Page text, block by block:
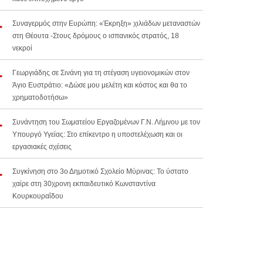
Συναγερμός στην Ευρώπη: «Έκρηξη» χιλιάδων μεταναστών
στη Θέουτα -Στους δρόμους ο ισπανικός στρατός, 18
νεκροί
Γεωργιάδης σε Σινάνη για τη στέγαση υγειονομικών στον
Άγιο Ευστράτιο: «Δώσε μου μελέτη και κόστος και θα το
χρηματοδοτήσω»
Συνάντηση του Σωματείου Εργαζομένων Γ.Ν. Λήμνου με τον
Υπουργό Υγείας: Στο επίκεντρο η υποστελέχωση και οι
εργασιακές σχέσεις
Συγκίνηση στο 3ο Δημοτικό Σχολείο Μύρινας: Το ύστατο
χαίρε στη 30χρονη εκπαιδευτικό Κωνσταντίνα
Κουρκουραΐδου